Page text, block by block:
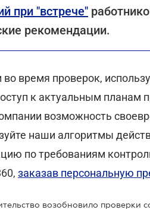
при "встрече"
рекомендации.
время проверок,
к актуальным планам
возможность
наши алгоритмы
по требованиям
заказав персональную